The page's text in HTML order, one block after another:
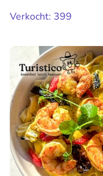
Verkocht: 399